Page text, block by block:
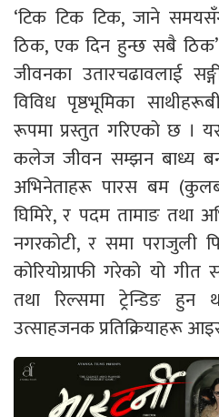
‘टिक टिक टिक, जाने
ठिक, एक दिन हुन्छ सबै
जीवनका उतारचढावलाई
विविध पृष्ठभूमिका
रूपमा प्रस्तुत गरिएको छ ।
कलेज जीवन सम्झन बाध्य
अभिनेताहरू पारस बम
घिमिरे, र पदम तामाङ तथा
नगरकोटी, र समा पराजुली
कोरियोग्राफी गरेको यो
तथा रिल्समा ट्रेन्डिङ
उत्साहजनक प्रतिक्रियाहरू